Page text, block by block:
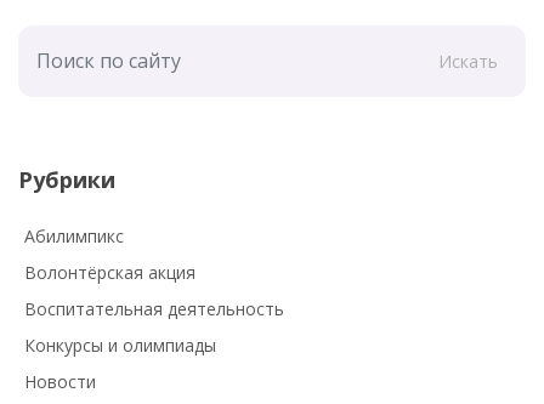
Искать
Рубрики
Абилимпикс
Волонтёрская акция
Воспитательная деятельность
Конкурсы и олимпиады
Новости